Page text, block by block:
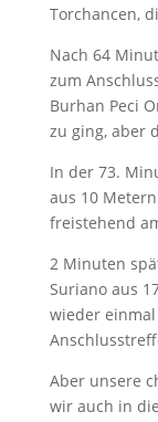
Torchancen,
Nach 64
zum
Burhan Peci
zu ging, aber
In der 73.
aus 10
freistehend
2 Minuten
Suriano aus
wieder
Aber unsere
wir auch in